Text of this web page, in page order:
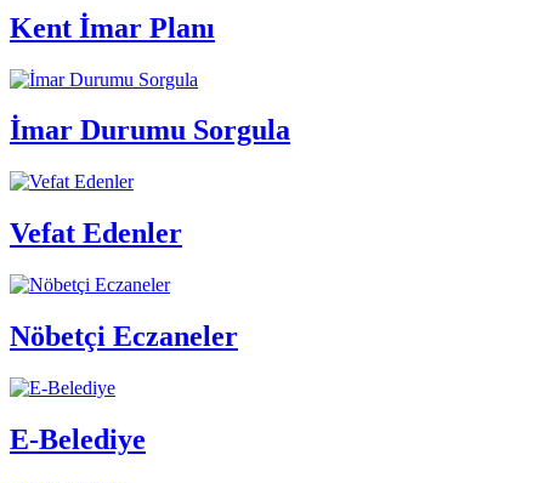
Kent İmar Planı
İmar Durumu Sorgula
Vefat Edenler
Nöbetçi Eczaneler
E-Belediye